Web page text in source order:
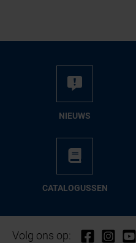
NIEUWS
CA­TA­LO­GUS­SEN
Volg ons op: